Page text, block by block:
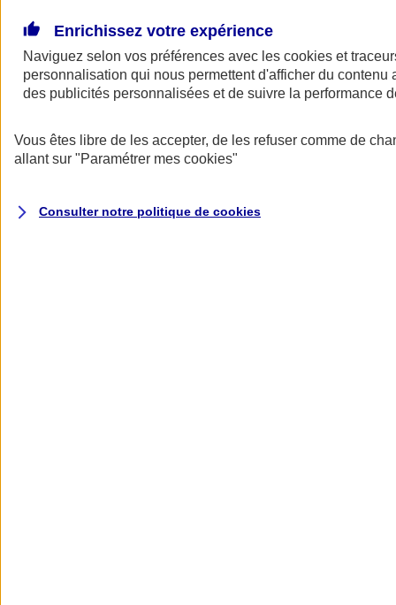
AXA Assurance
Enrichissez votre expérience
Naviguez selon vos préférences avec les cookies et
personnalisation qui nous permettent d'afficher du contenu
des publicités personnalisées et de suivre la performance
Vous êtes libre de les accepter, de les refuser comme de
allant sur "Paramétrer mes cookies"
Consulter notre politique de cookies